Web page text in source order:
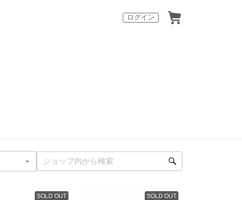
ログイン
SOLD OUT SOLD OUT